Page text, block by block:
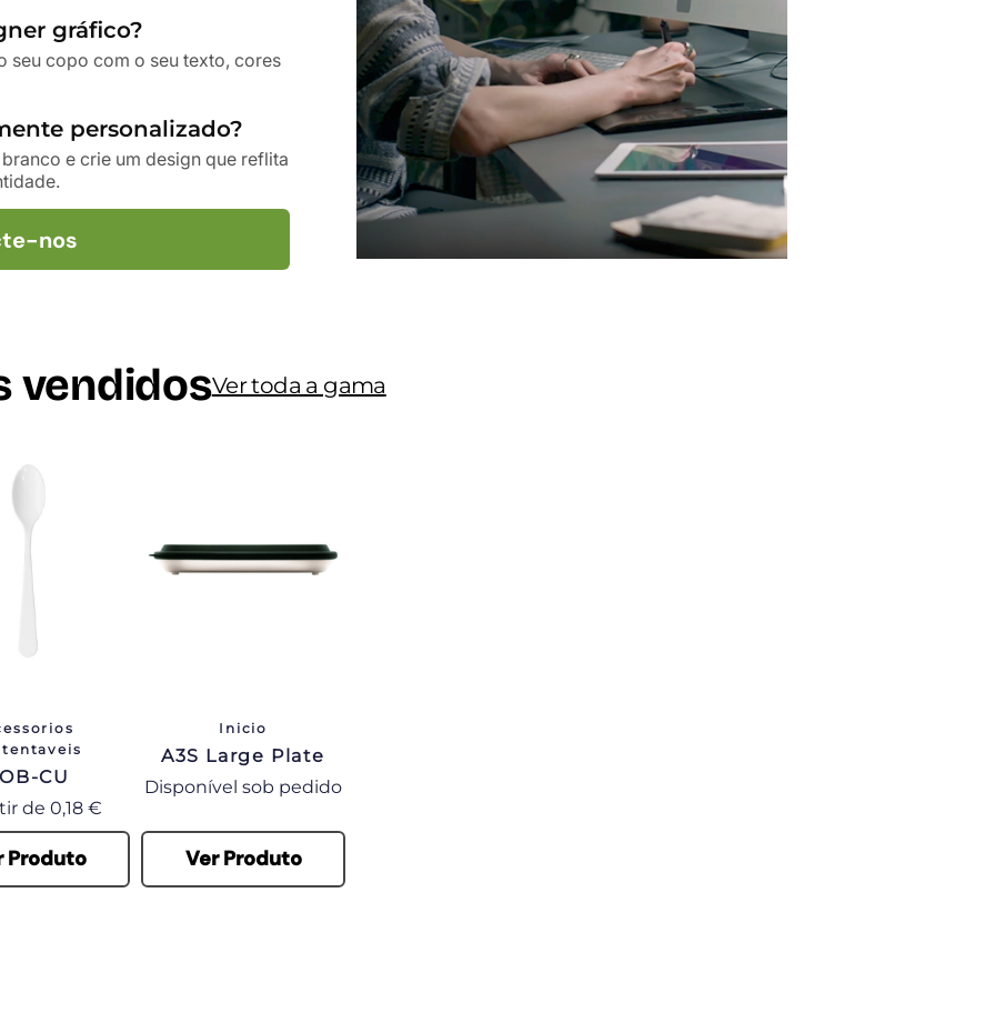
gráfico?
seu copo com o seu texto, cores
personalizado?
e crie um design que reflita
nos
vendidosVer toda a gama
CU
de 0,18 €
Produto
Inicio
A3S Large Plate
Preço
Disponível sob pedido
Ver Produto